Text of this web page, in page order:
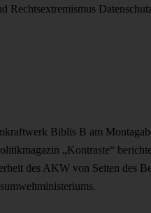
Rechtsextremismus
Biblis B am
„Kontraste“
des AKW von Seiten des